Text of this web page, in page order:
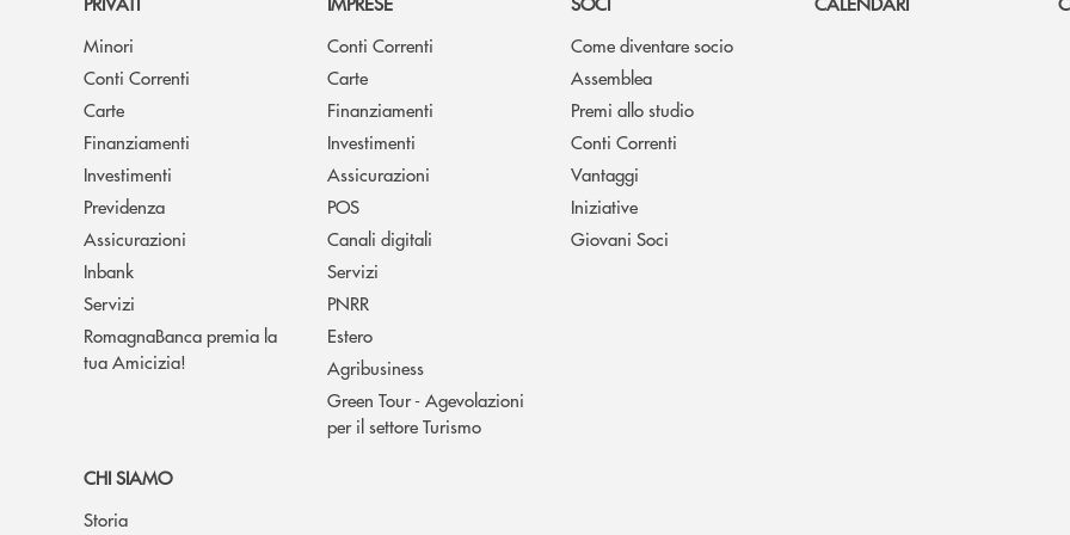
Minori
Conti Correnti
Carte
Finanziamenti
Investimenti
Previdenza
Assicurazioni
Inbank
Servizi
RomagnaBanca premia la
tua Amicizia!
Conti Correnti
Carte
Finanziamenti
Investimenti
Assicurazioni
POS
Canali digitali
Servizi
PNRR
Estero
Agribusiness
Green Tour - Agevolazioni
per il settore Turismo
Come diventare socio
Assemblea
Premi allo studio
Conti Correnti
Vantaggi
Iniziative
Giovani Soci
CHI SIAMO
Storia